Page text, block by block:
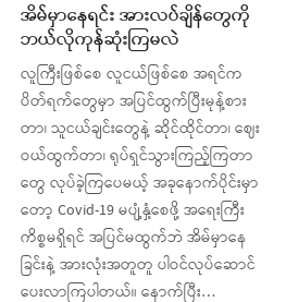
အိမ်မှာနေရင်း အားလပ်ချိန်တွေကို
ဘယ်လိုကုန်ဆုံးကြမလဲ
လူကြီးဖြစ်စေ လူငယ်ဖြစ်စေ အရင်က
ပိတ်ရက်တွေမှာ အပြင်ထွက်ပြီးမုန့်စား
တာ၊ သူငယ်ချင်းတွေနဲ့ ဆိုင်ထိုင်တာ၊ ဈေး
ဝယ်ထွက်တာ၊ ရုပ်ရှင်သွားကြည့်ကြတာ
တွေ လုပ်ခဲ့ကြပေမယ့် အခုနောက်ပိုင်းမှာ
တော့ Covid-19 မပျံ့နှံ့စေဖို့ အရေးကြီး
ကိစ္စမရှိရင် အပြင်မထွက်ဘဲ အိမ်မှာနေ
ခြင်းနဲ့ အားလုံးအတူတူ ပါဝင်လုပ်ဆောင်
ပေးလာကြပါတယ်။ နောက်ပြီး…